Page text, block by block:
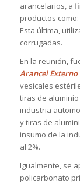
arancelarios, a
productos
Esta última,
corrugadas.
En la reunión,
Arancel Externo
vesicales
tiras de aluminio
industria
y tiras de
insumo de la
al 2%.
Igualmente, se
policarbonato